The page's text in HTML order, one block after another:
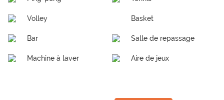
Volley Basket
Bar Salle de repassage
Machine à laver Aire de jeux